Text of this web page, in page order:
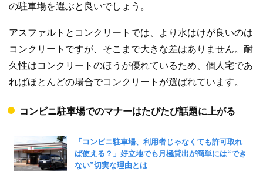
の駐車場を選ぶと良いでしょう。
アスファルトとコンクリートでは、より水はけが良いのは
コンクリートですが、そこまで大きな差はありません。耐
久性はコンクリートのほうが優れているため、個人宅であ
ればほとんどの場合でコンクリートが選ばれています。
コンビニ駐車場でのマナーはたびたび話題に上がる